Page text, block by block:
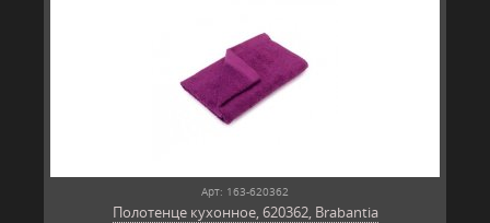
Арт: 163-620362
Полотенце кухонное, 620362, Brabantia